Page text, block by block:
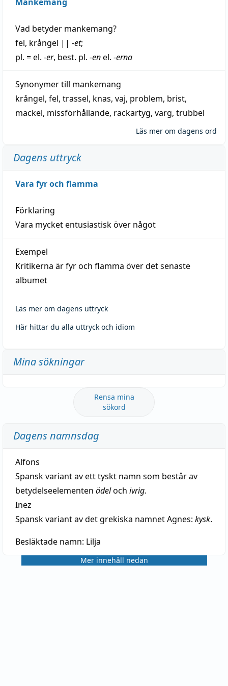
Vad betyder mankemang?
fel, krångel || -et;
pl. = el. -er, best. pl. -enel. -erna
Synonymer till mankemang
krångel, fel, trassel, knas, vaj, problem, brist,
mackel, missförhållande, rackartyg, varg, trubbel
Läs mer om dagens ord
Dagens uttryck
Vara fyr och flamma
Förklaring
Vara mycket entusiastisk över något
Exempel
Kritikerna är fyr och flamma över det senaste
albumet
Läs mer om dagens uttryck
Här hittar du alla uttryck och idiom
Mina sökningar
Rensa mina
sökord
Dagens namnsdag
Alfons
Spansk variant av ett tyskt namn som består av
betydelseelementen ädeloch ivrig.
Inez
Spansk variant av det grekiska namnet Agnes: kysk.
Besläktade namn: Lilja
Mer innehåll nedan